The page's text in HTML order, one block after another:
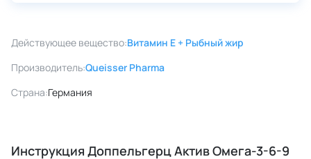
Действующее вещество:Витамин E + Рыбный жир
Производитель:Queisser Pharma
Страна:Германия
Инструкция Доппельгерц Актив Омега-3-6-9